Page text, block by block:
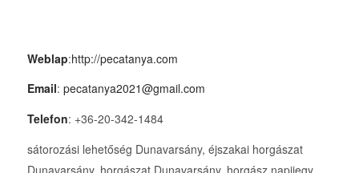
Weblap:http://pecatanya.com
Email: pecatanya2021@gmail.com
Telefon: +36-20-342-1484
sátorozási lehetőség Dunavarsány, éjszakai horgászat